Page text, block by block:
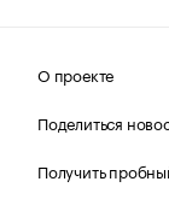
О проекте
Поделиться
Получить